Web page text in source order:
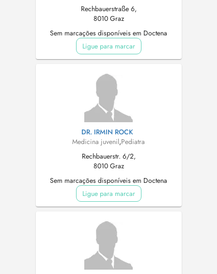
Rechbauerstraße 6,
8010 Graz
Sem marcações disponíveis em Doctena
Ligue para marcar
DR. IRMIN ROCK
Medicina juvenil,Pediatra
Rechbauerstr. 6/2,
8010 Graz
Sem marcações disponíveis em Doctena
Ligue para marcar